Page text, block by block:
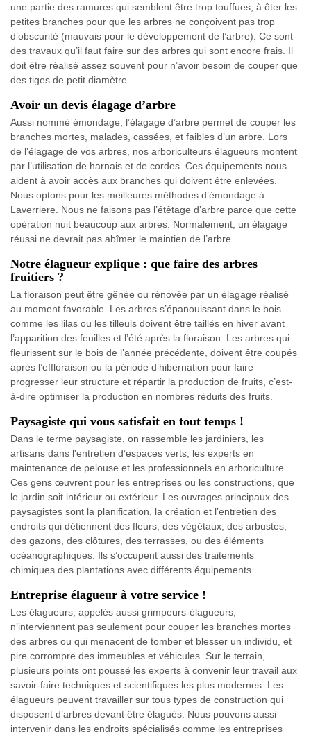
une partie des ramures qui semblent être trop touffues, à ôter les
petites branches pour que les arbres ne conçoivent pas trop
d’obscurité (mauvais pour le développement de l’arbre). Ce sont
des travaux qu’il faut faire sur des arbres qui sont encore frais. Il
doit être réalisé assez souvent pour n’avoir besoin de couper que
des tiges de petit diamètre.
Avoir un devis élagage d’arbre
Aussi nommé émondage, l’élagage d’arbre permet de couper les
branches mortes, malades, cassées, et faibles d’un arbre. Lors
de l’élagage de vos arbres, nos arboriculteurs élagueurs montent
par l’utilisation de harnais et de cordes. Ces équipements nous
aident à avoir accès aux branches qui doivent être enlevées.
Nous optons pour les meilleures méthodes d’émondage à
Laverriere. Nous ne faisons pas l’étêtage d’arbre parce que cette
opération nuit beaucoup aux arbres. Normalement, un élagage
réussi ne devrait pas abîmer le maintien de l’arbre.
Notre élagueur explique : que faire des arbres
fruitiers ?
La floraison peut être gênée ou rénovée par un élagage réalisé
au moment favorable. Les arbres s’épanouissant dans le bois
comme les lilas ou les tilleuls doivent être taillés en hiver avant
l’apparition des feuilles et l’été après la floraison. Les arbres qui
fleurissent sur le bois de l’année précédente, doivent être coupés
après l’effloraison ou la période d’hibernation pour faire
progresser leur structure et répartir la production de fruits, c’est-
à-dire optimiser la production en nombres réduits des fruits.
Paysagiste qui vous satisfait en tout temps !
Dans le terme paysagiste, on rassemble les jardiniers, les
artisans dans l'entretien d’espaces verts, les experts en
maintenance de pelouse et les professionnels en arboriculture.
Ces gens œuvrent pour les entreprises ou les constructions, que
le jardin soit intérieur ou extérieur. Les ouvrages principaux des
paysagistes sont la planification, la création et l’entretien des
endroits qui détiennent des fleurs, des végétaux, des arbustes,
des gazons, des clôtures, des terrasses, ou des éléments
océanographiques. Ils s’occupent aussi des traitements
chimiques des plantations avec différents équipements.
Entreprise élagueur à votre service !
Les élagueurs, appelés aussi grimpeurs-élagueurs,
n’interviennent pas seulement pour couper les branches mortes
des arbres ou qui menacent de tomber et blesser un individu, et
pire corrompre des immeubles et véhicules. Sur le terrain,
plusieurs points ont poussé les experts à convenir leur travail aux
savoir-faire techniques et scientifiques les plus modernes. Les
élagueurs peuvent travailler sur tous types de construction qui
disposent d’arbres devant être élagués. Nous pouvons aussi
intervenir dans les endroits spécialisés comme les entreprises